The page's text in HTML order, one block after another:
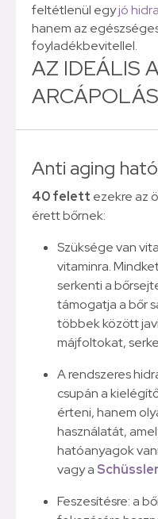
feltétlenül egyjó
hanem az
foyladékbevitellel.
AZ IDEÁLIS
ARCÁPOLÁS
Anti aging
40 felett ezekre az
érett bőrnek:
Szüksége van
vitaminra.
serkenti a
támogatja a bőr
többek között
májfoltokat,
A rendszeres
csupán a
érteni, hanem
használatát,
hatóanyagok
vagy a
Feszesítésre: a